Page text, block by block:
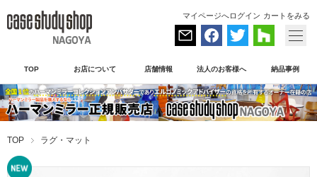
マイページへログイン カートをみる
TOP お店について 店舗情報 法人のお客様へ 納品事例
TOP ラグ・マット